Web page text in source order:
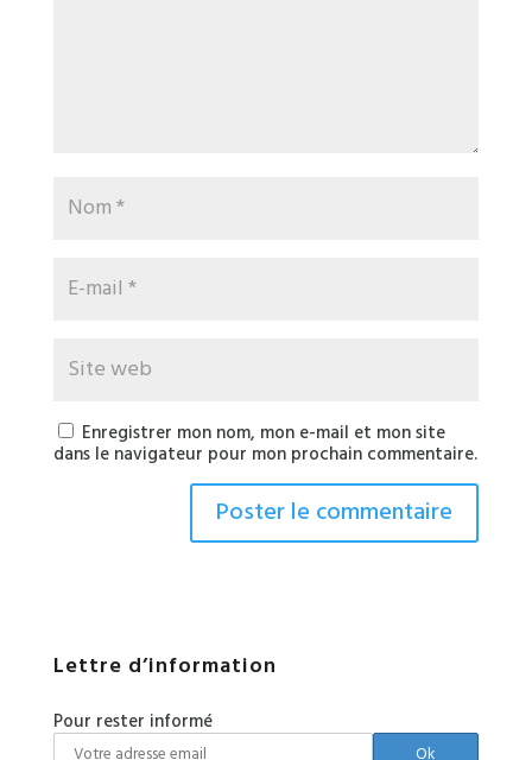
Enregistrer mon nom, mon e-mail et mon site
dans le navigateur pour mon prochain commentaire.
Lettre d’information
Pour rester informé